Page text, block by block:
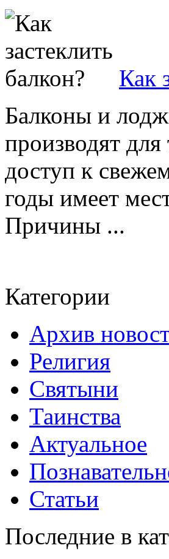
Как
Балконы и
производят
доступ к
годы имеет
Причины ...
Категории
Архив
Религия
Святыни
Таинства
Актуальное
Статьи
Последние в